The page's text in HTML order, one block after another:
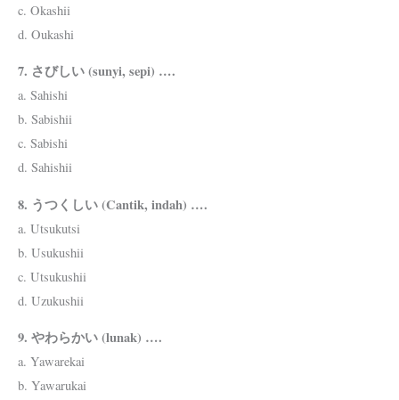
c. Okashii
d. Oukashi
7. さびしい (sunyi, sepi) ….
a. Sahishi
b. Sabishii
c. Sabishi
d. Sahishii
8. うつくしい (Cantik, indah) ….
a. Utsukutsi
b. Usukushii
c. Utsukushii
d. Uzukushii
9. やわらかい (lunak) ….
a. Yawarekai
b. Yawarukai